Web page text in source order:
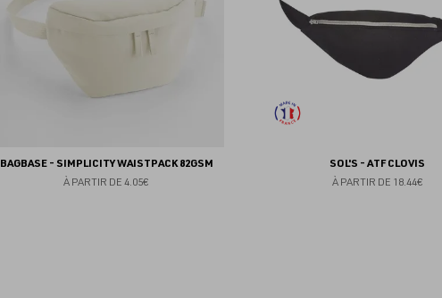
BAGBASE - SIMPLICITY WAISTPACK 82GSM
À PARTIR DE 4.05€
SOL'S - ATF CLOVIS
À PARTIR DE 18.44€